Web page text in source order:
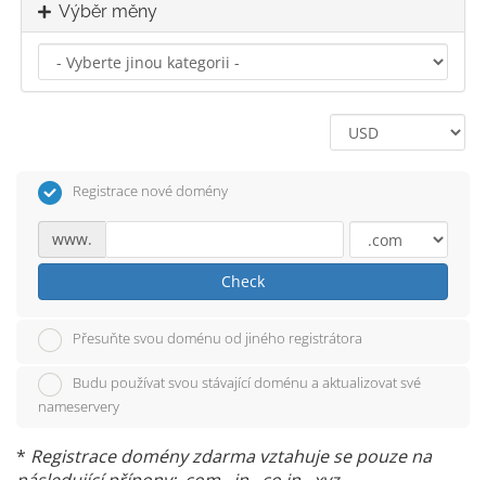
Výběr měny
Registrace nové domény
www.
Check
Přesuňte svou doménu od jiného registrátora
Budu používat svou stávající doménu a aktualizovat své
nameservery
* Registrace domény zdarma vztahuje se pouze na